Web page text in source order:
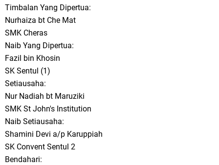
Timbalan Yang Dipertua:
Nurhaiza bt Che Mat
SMK Cheras
Naib Yang Dipertua:
Fazil bin Khosin
SK Sentul (1)
Setiausaha:
Nur Nadiah bt Maruziki
SMK St John's Institution
Naib Setiausaha:
Shamini Devi a/p Karuppiah
SK Convent Sentul 2
Bendahari: